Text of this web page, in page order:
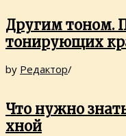
Другим тоном.
тонирующих
by Редактор/
Что нужно
хной